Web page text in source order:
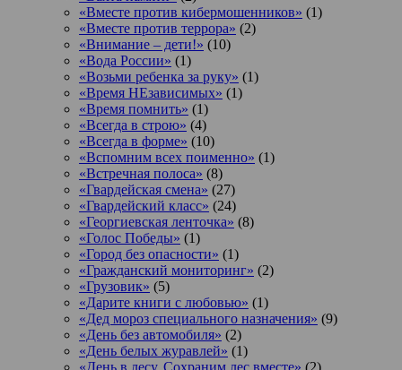
«Вместе против кибермошенников» (1)
«Вместе против террора» (2)
«Внимание – дети!» (10)
«Вода России» (1)
«Возьми ребенка за руку» (1)
«Время НЕзависимых» (1)
«Время помнить» (1)
«Всегда в строю» (4)
«Всегда в форме» (10)
«Вспомним всех поименно» (1)
«Встречная полоса» (8)
«Гвардейская смена» (27)
«Гвардейский класс» (24)
«Георгиевская ленточка» (8)
«Голос Победы» (1)
«Город без опасности» (1)
«Гражданский мониторинг» (2)
«Грузовик» (5)
«Дарите книги с любовью» (1)
«Дед мороз специального назначения» (9)
«День без автомобиля» (2)
«День белых журавлей» (1)